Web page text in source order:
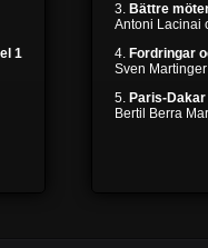
1
3. Bättre
Antoni Lacinai
4. Fordringar
Sven Martinger
5. Paris-Dakar
Bertil Berra